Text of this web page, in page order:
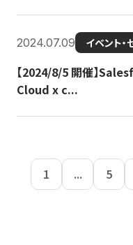
2024.07.09 イベント・
【2024/8/5 開催】
Cloud x c...
1 ... 5